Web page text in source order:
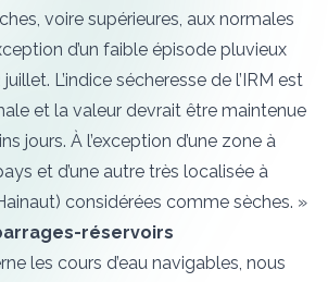
voire supérieures, aux normales
d’un faible épisode pluvieux
L’indice sécheresse de l’IRM est
et la valeur devrait être maintenue
jours. À l’exception d’une zone à
et d’une autre très localisée à
considérées comme sèches. »
réservoirs
les cours d’eau navigables, nous